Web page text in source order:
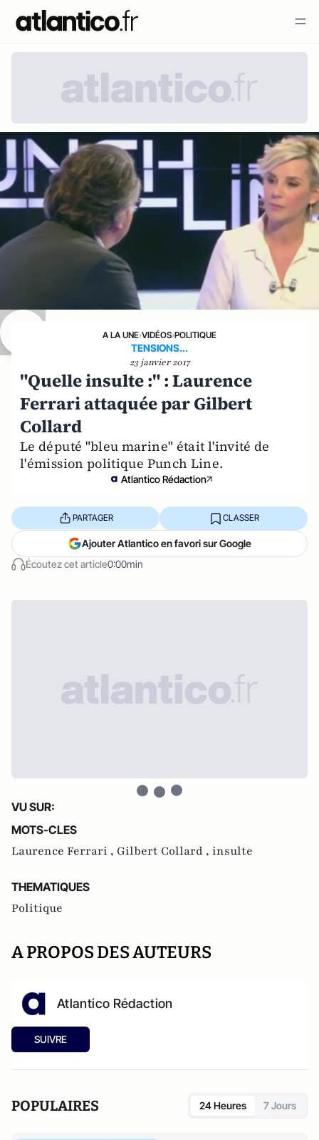
A LA UNE›VIDÉOS›POLITIQUE
TENSIONS...
23 janvier 2017
"Quelle insulte :" : Laurence
Ferrari attaquée par Gilbert
Collard
Le député "bleu marine" était l'invité de
l'émission politique Punch Line.
Atlantico Rédaction
Écoutez cet article0:00min
PARTAGER CLASSER
Ajouter Atlantico en favori sur Google
VU SUR:
MOTS-CLES
Laurence Ferrari , Gilbert Collard , insulte
THEMATIQUES
Politique
A PROPOS DES AUTEURS
Atlantico Rédaction
SUIVRE
POPULAIRES 24 Heures 7 Jours